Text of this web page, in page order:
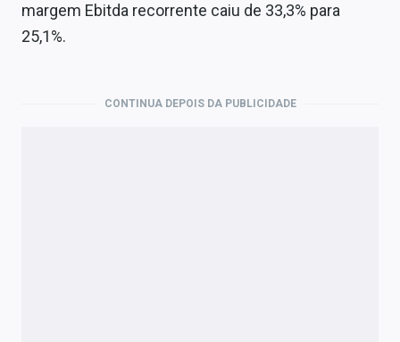
margem Ebitda recorrente caiu de 33,3% para
25,1%.
CONTINUA DEPOIS DA PUBLICIDADE